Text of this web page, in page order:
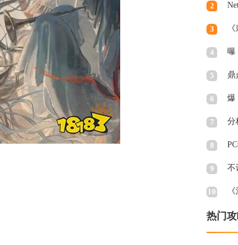
2
3
4
5
6
7
8
9
10
热门